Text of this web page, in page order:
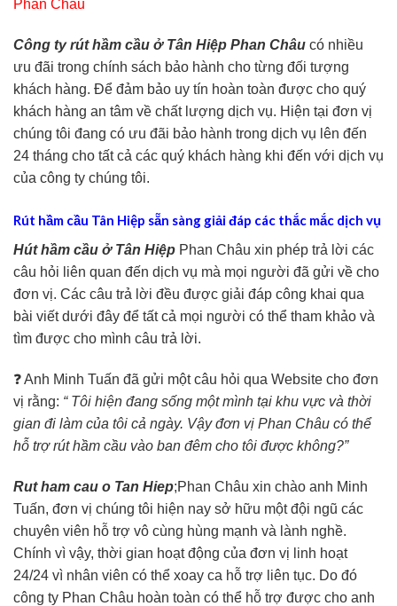
Phan Châu
Công ty rút hầm cầu ở Tân Hiệp Phan Châu có nhiều
ưu đãi trong chính sách bảo hành cho từng đối tượng
khách hàng. Để đảm bảo uy tín hoàn toàn được cho quý
khách hàng an tâm về chất lượng dịch vụ. Hiện tại đơn vị
chúng tôi đang có ưu đãi bảo hành trong dịch vụ lên đến
24 tháng cho tất cả các quý khách hàng khi đến với dịch vụ
của công ty chúng tôi.
Rút hầm cầu Tân Hiệp sẵn sàng giải đáp các thắc mắc dịch vụ
Hút hầm cầu ở Tân Hiệp Phan Châu xin phép trả lời các
câu hỏi liên quan đến dịch vụ mà mọi người đã gửi về cho
đơn vị. Các câu trả lời đều được giải đáp công khai qua
bài viết dưới đây để tất cả mọi người có thể tham khảo và
tìm được cho mình câu trả lời.
❓ Anh Minh Tuấn đã gửi một câu hỏi qua Website cho đơn
vị rằng: “ Tôi hiện đang sống một mình tại khu vực và thời
gian đi làm của tôi cả ngày. Vậy đơn vị Phan Châu có thể
hỗ trợ rút hầm cầu vào ban đêm cho tôi được không?”
Rut ham cau o Tan Hiep;Phan Châu xin chào anh Minh
Tuấn, đơn vị chúng tôi hiện nay sở hữu một đội ngũ các
chuyên viên hỗ trợ vô cùng hùng mạnh và lành nghề.
Chính vì vậy, thời gian hoạt động của đơn vị linh hoạt
24/24 vì nhân viên có thể xoay ca hỗ trợ liên tục. Do đó
công ty Phan Châu hoàn toàn có thể hỗ trợ được cho anh